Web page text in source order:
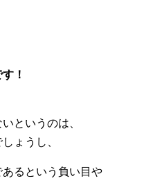
！
というのは、
ょうし、
るという負い目や